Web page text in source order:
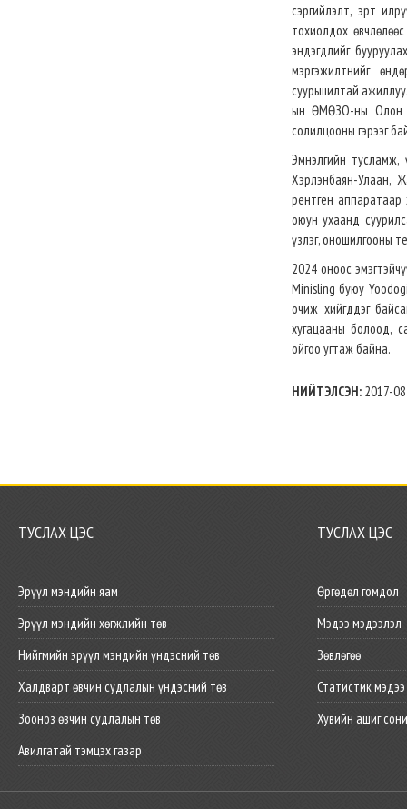
сэргийлэлт, эрт
тохиолдох
эндэгдлийг
мэргэжилтнийг
суурьшилтай
ын ӨМӨЗО-ны Олон
солилцооны гэрээг
Эмнэлгийн тусламж,
Хэрлэнбаян-Улаан,
рентген аппаратаар
оюун ухаанд
үзлэг, оношилгооны
2024 оноос
Minisling буюу
очиж хийгддэг
хугацааны болоод,
ойгоо угтаж байна.
НИЙТЭЛСЭН: 2017-
ТУСЛАХ ЦЭС
Эрүүл мэндийн яам
Эрүүл мэндийн хөгжлийн төв
Нийгмийн эрүүл мэндийн үндэсний төв
Халдварт өвчин судлалын үндэсний төв
Зооноз өвчин судлалын төв
Авилгатай тэмцэх газар
ТУСЛАХ ЦЭС
Өргөдөл гомдол
Мэдээ мэдээлэл
Зөвлөгөө
Статистик мэдээ
Хувийн ашиг